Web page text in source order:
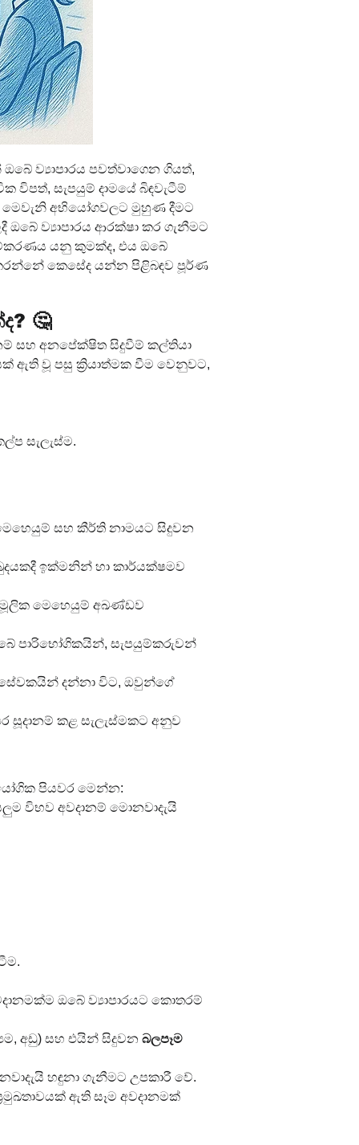
ව්‍යාපාරය පවත්වාගෙන ගියත්,
විපත්, සැපයුම් දාමයේ බිඳවැටීම්
මෙවැනි අභියෝගවලට මුහුණ දීමට
ඔබේ ව්‍යාපාරය ආරක්ෂා කර ගැනීමට
යනු කුමක්ද, එය ඔබේ
කරන්නේ කෙසේද යන්න පිළිබඳව පූර්ණ
🤔
සහ අනපේක්ෂිත සිදුවීම් කල්තියා
ඇති වූ පසු ක්‍රියාත්මක වීම වෙනුවට,
සැලැස්ම.
සහ කීර්ති නාමයට සිදුවන
ඉක්මනින් හා කාර්යක්ෂමව
මූලික මෙහෙයුම් අඛණ්ඩව
පාරිභෝගිකයින්, සැපයුම්කරුවන්
දන්නා විට, ඔවුන්ගේ
සූදානම් කළ සැලැස්මකට අනුව
පියවර මෙන්න:
විභව අවදානම් මොනවාදැයි
ඔබේ ව්‍යාපාරයට කොතරම්
අඩු) සහ එයින් සිදුවන බලපෑම
හඳුනා ගැනීමට උපකාරී වේ.
ඇති සෑම අවදානමක්